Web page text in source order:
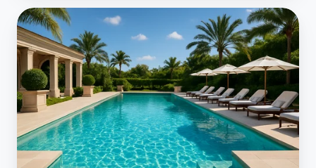
How
Much
Does
a
Swimming
Pool
Cost
in